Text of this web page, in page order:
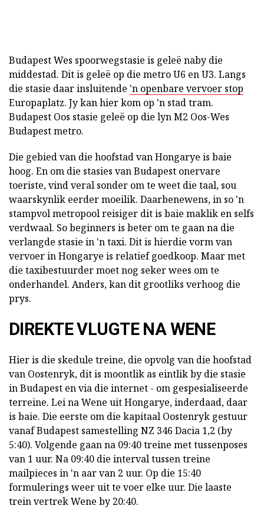
Budapest Wes spoorwegstasie is geleë naby die
middestad. Dit is geleë op die metro U6 en U3. Langs
die stasie daar insluitende 'n openbare vervoer stop
Europaplatz. Jy kan hier kom op 'n stad tram.
Budapest Oos stasie geleë op die lyn M2 Oos-Wes
Budapest metro.
Die gebied van die hoofstad van Hongarye is baie
hoog. En om die stasies van Budapest onervare
toeriste, vind veral sonder om te weet die taal, sou
waarskynlik eerder moeilik. Daarbenewens, in so 'n
stampvol metropool reisiger dit is baie maklik en selfs
verdwaal. So beginners is beter om te gaan na die
verlangde stasie in 'n taxi. Dit is hierdie vorm van
vervoer in Hongarye is relatief goedkoop. Maar met
die taxibestuurder moet nog seker wees om te
onderhandel. Anders, kan dit grootliks verhoog die
prys.
DIREKTE VLUGTE NA WENE
Hier is die skedule treine, die opvolg van die hoofstad
van Oostenryk, dit is moontlik as eintlik by die stasie
in Budapest en via die internet - om gespesialiseerde
terreine. Lei na Wene uit Hongarye, inderdaad, daar
is baie. Die eerste om die kapitaal Oostenryk gestuur
vanaf Budapest samestelling NZ 346 Dacia 1,2 (by
5:40). Volgende gaan na 09:40 treine met tussenposes
van 1 uur. Na 09:40 die interval tussen treine
mailpieces in 'n aar van 2 uur. Op die 15:40
formulerings weer uit te voer elke uur. Die laaste
trein vertrek Wene by 20:40.